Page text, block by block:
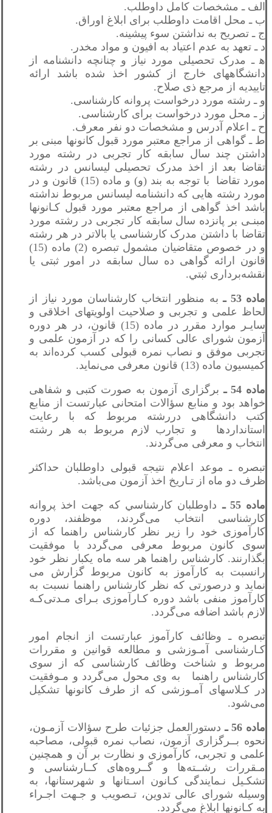
الف ـ مشخصات کامل داوطلب.
ب ـ محل اقامت داوطلب برای ابلاغ اوراق.
ج ـ تصریح به نداشتن سوء پیشینه.
د ـ تعهد به عدم اعتیاد به افیون و مواد مخدر.
ه‍ ـ مدرک تحصیلی مورد نیاز و چنانچه دانشنامه از
دانشگاههای خارج از کشور اخذ شده باشد ارائه
تاییدیه از مرجع ذی صلاح.
و ـ رشته مورد درخواست پروانه کارشناسی.
ز ـ محل مورد درخواست برای کارشناسی.
ح ـ اعلام آدرس و مشخصات دو نفر معرف.
ط ـ گواهی از مراجع معتبر مورد قبول کانونها مبنی بر
داشتن چند سال سابقه کار تجربی در رشته مورد
تقاضا بعد از اخذ مدرک تحصیلی لیسانس در رشته
مورد تقاضا با توجه به بند (و) و ماده (15) قانون و در
مورد رشته هايی که دانشنامه لیسانس مربوط نداشته
باشد اخذ گواهی از مراجع معتبر مورد قبول کـانونها
مبنـی بر پانزده سال سابقه کار تجربی در رشته مورد
تقاضا با داشتن مدرک کارشناسی یا بالاتر در هر رشته
و در خصوص متقاضیان مشمول تبصره (2) ماده (15)
قانون ارائه گواهی ده سال سابقه در امور ثبتی یا
نقشه‌برداری ثبتي.
ماده 53 ـ
به منظور انتخاب کارشناسان مورد نیاز از
لحاظ علمی و تجربی و صلاحیت اولویتهای اخلاقی و
سایـر موارد مقرر در ماده (15) قانون، در هر دوره
آزمون شورای عالی کسانی را که در آزمون علمی و
تجربی موفق و نصاب نمره قبولی کسب کرده‌اند به
کمیسیون ماده (13) قانون معرفی می‌نماید.
ماده 54 ـ
برگزاری آزمون به صورت کتبی و شفاهی
خواهد بود و منابع سؤالات امتحانی عبارتست از منابع
کتب دانشگاهی دررشته مربوط که با رعایت
استانداردها و تجارب لازم مربوط به هر رشته
انتخاب و معرفی می‌گردند.
تبصره ـ موعد اعلام نتیجه قبولی داوطلبان حداکثر
ظرف دو ماه از تـاریخ اخذ آزمون می‌باشد.
ماده 55 ـ
داوطلبان کارشناسي که جهت اخذ پروانه
کارشناسی انتخاب می‌گردند، موظفند، دوره
کارآموزی خود را زیر نظر کارشناس راهنما که از
سوی کانون مربوط معرفی می‌گردد با موفقیت
بگذارنند. کارشناس راهنما هر سه ماه یکبار نظر خود
رانسبت به کارآموز به کانون مربوط گزارش می
نماید و درصورتی که نظر کارشناس‌ راهنما نسبت به
کارآموز منفی باشد دوره کـارآموزی بـرای مـدتی‌کـه
لازم باشد اضافه می‌گردد.
تبصره ـ وظائف کارآموز عبارتست از انجام امور
کـارشناسی آمـوزشی و مطالعه قوانین و مقررات
مربوط و شناخت وظائف کارشناسی که از سوی
کارشناس راهنما به وی محول می‌گردد و مـوفقیت
در کـلاسهای آمـوزشی که از طرف کانونها تشکیل
می‌شود.
ماده 56 ـ
دستورالعمل جزئیات طرح سؤالات آزمـون،
نحوه بــرگزاری آزمون، نصاب نمره قبولی، مصاحبه
علمی و تجربی، کارآموزی و نظارت بر آن و همچنین
مـقررات رشــته‌ها و گــروه‌های کــارشناسی و
تشکـیل نـمایندگی كـانون اسـتانها و شهرستانها، به
وسیله شورای عالی تدوین، تـصویب و جـهت اجـراء
به کـانونها ابلاغ می‌گردد.